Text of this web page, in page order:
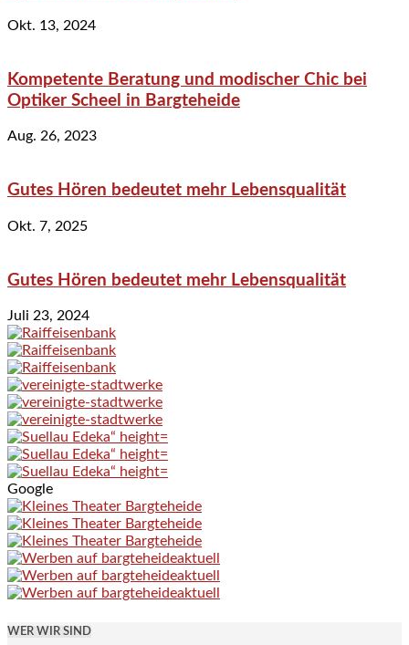
Okt. 13, 2024
Kompetente Beratung und modischer Chic bei
Optiker Scheel in Bargteheide
Aug. 26, 2023
Gutes Hören bedeutet mehr Lebensqualität
Okt. 7, 2025
Gutes Hören bedeutet mehr Lebensqualität
Juli 23, 2024
Google
WER WIR SIND